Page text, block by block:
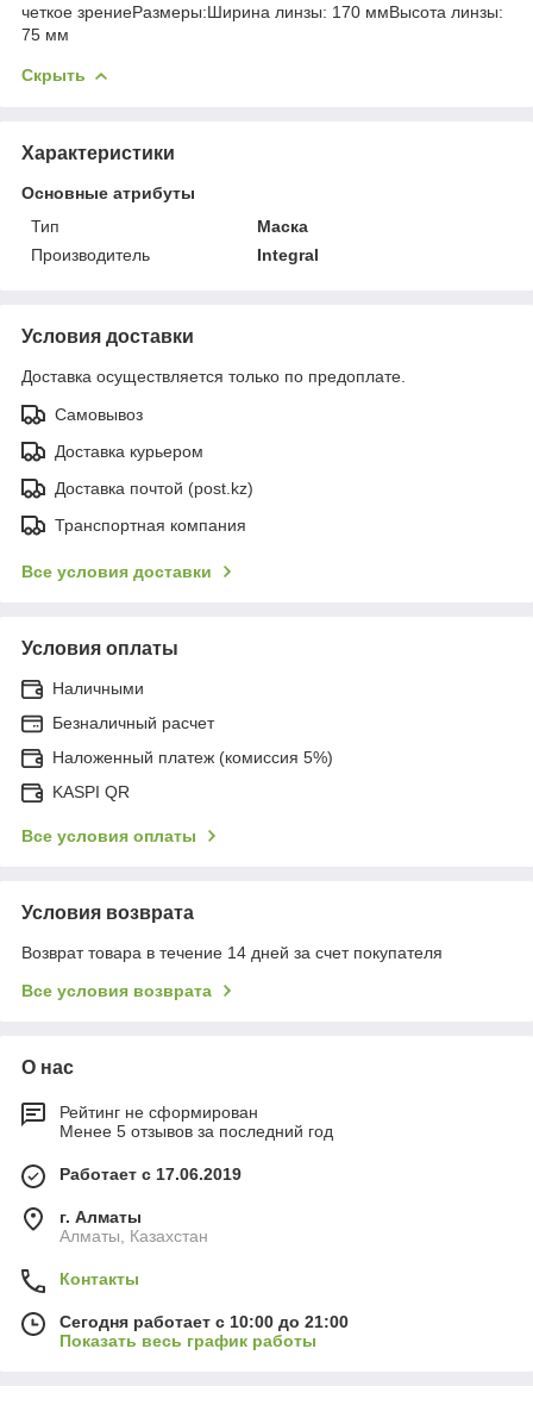
четкое зрениеРазмеры:Ширина линзы: 170 ммВысота линзы:
75 мм
Скрыть
Характеристики
Основные атрибуты
Тип
Маска
Производитель
Integral
Условия доставки
Доставка осуществляется только по предоплате.
Самовывоз
Доставка курьером
Доставка почтой (post.kz)
Транспортная компания
Все условия доставки
Условия оплаты
Наличными
Безналичный расчет
Наложенный платеж (комиссия 5%)
KASPI QR
Все условия оплаты
Условия возврата
Возврат товара в течение 14 дней за счет покупателя
Все условия возврата
О нас
Рейтинг не сформирован
Менее 5 отзывов за последний год
Работает с 17.06.2019
г. Алматы
Алматы, Казахстан
Контакты
Сегодня работает с 10:00 до 21:00
Показать весь график работы